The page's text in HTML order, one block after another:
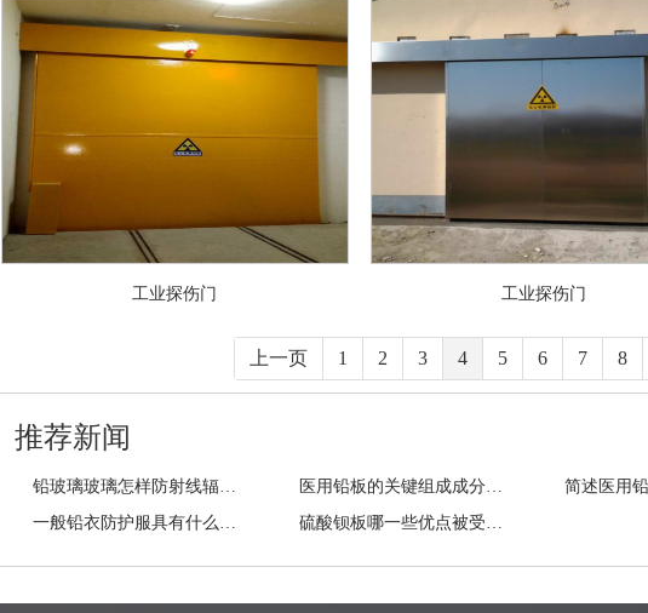
工业探伤门 工业探伤门
上一页 1 2 3 4 5 6 7 8
推荐新闻
铅玻璃玻璃怎样防射线辐射？
医用铅板的关键组成成分包含有哪些？
一般铅衣防护服具有什么性能?
硫酸钡板哪一些优点被受大家认可？